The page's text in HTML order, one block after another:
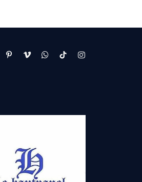
PinterestVimeoWhatsApp
TikTokInstagram